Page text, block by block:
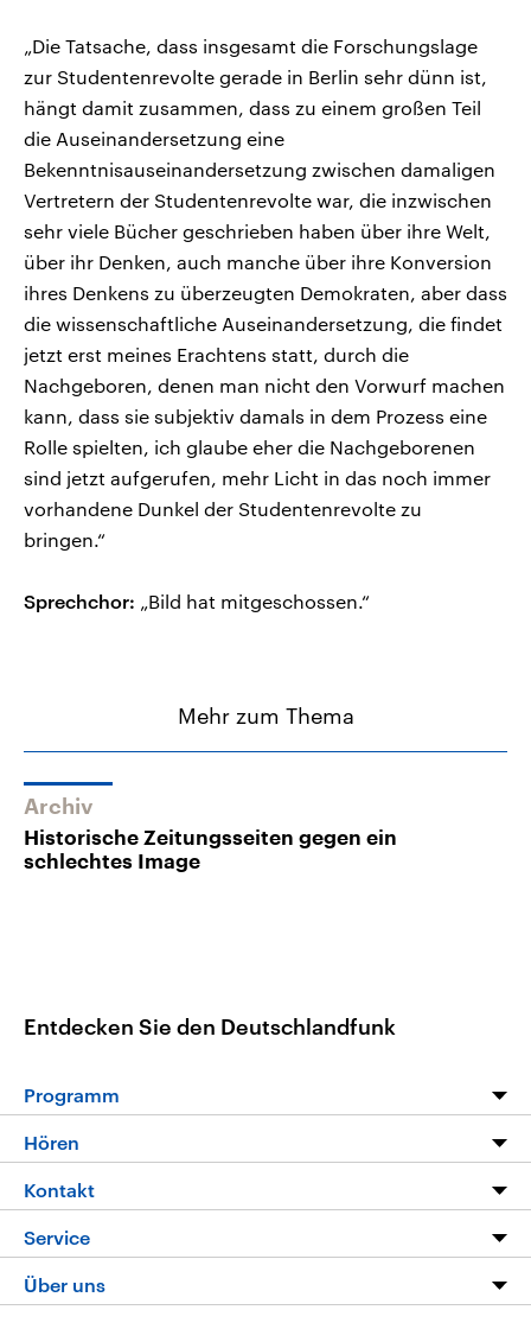
„Die Tatsache, dass insgesamt die Forschungslage
zur Studentenrevolte gerade in Berlin sehr dünn ist,
hängt damit zusammen, dass zu einem großen Teil
die Auseinandersetzung eine
Bekenntnisauseinandersetzung zwischen damaligen
Vertretern der Studentenrevolte war, die inzwischen
sehr viele Bücher geschrieben haben über ihre Welt,
über ihr Denken, auch manche über ihre Konversion
ihres Denkens zu überzeugten Demokraten, aber dass
die wissenschaftliche Auseinandersetzung, die findet
jetzt erst meines Erachtens statt, durch die
Nachgeboren, denen man nicht den Vorwurf machen
kann, dass sie subjektiv damals in dem Prozess eine
Rolle spielten, ich glaube eher die Nachgeborenen
sind jetzt aufgerufen, mehr Licht in das noch immer
vorhandene Dunkel der Studentenrevolte zu
bringen.“
Sprechchor: „Bild hat mitgeschossen.“
Mehr zum Thema
Archiv
Historische Zeitungsseiten gegen ein
schlechtes Image
Entdecken Sie den Deutschlandfunk
Programm
Programm
Die Nachrichten
Nachrichtenleicht
Neue Beiträge auf dlf.de
Hören
Livestream
Podcasts
Deutschlandfunk App
Kontakt
Hörerservice
Service
FAQ
Über uns